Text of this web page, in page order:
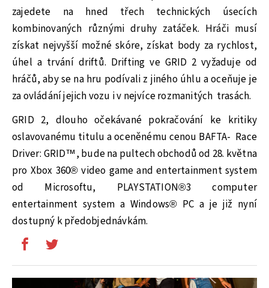
zajedete na hned třech technických úsecích
kombinovaných různými druhy zatáček. Hráči musí
získat nejvyšší možné skóre, získat body za rychlost,
úhel a trvání driftů. Drifting ve GRID 2 vyžaduje od
hráčů, aby se na hru podívali z jiného úhlu a oceňuje je
za ovládání jejich vozu i v nejvíce rozmanitých trasách.
GRID 2, dlouho očekávané pokračování ke kritiky
oslavovanému titulu a oceněnému cenou BAFTA- Race
Driver: GRID™, bude na pultech obchodů od 28. května
pro Xbox 360® video game and entertainment system
od Microsoftu, PLAYSTATION®3 computer
entertainment system a Windows® PC a je již nyní
dostupný k předobjednávkám.